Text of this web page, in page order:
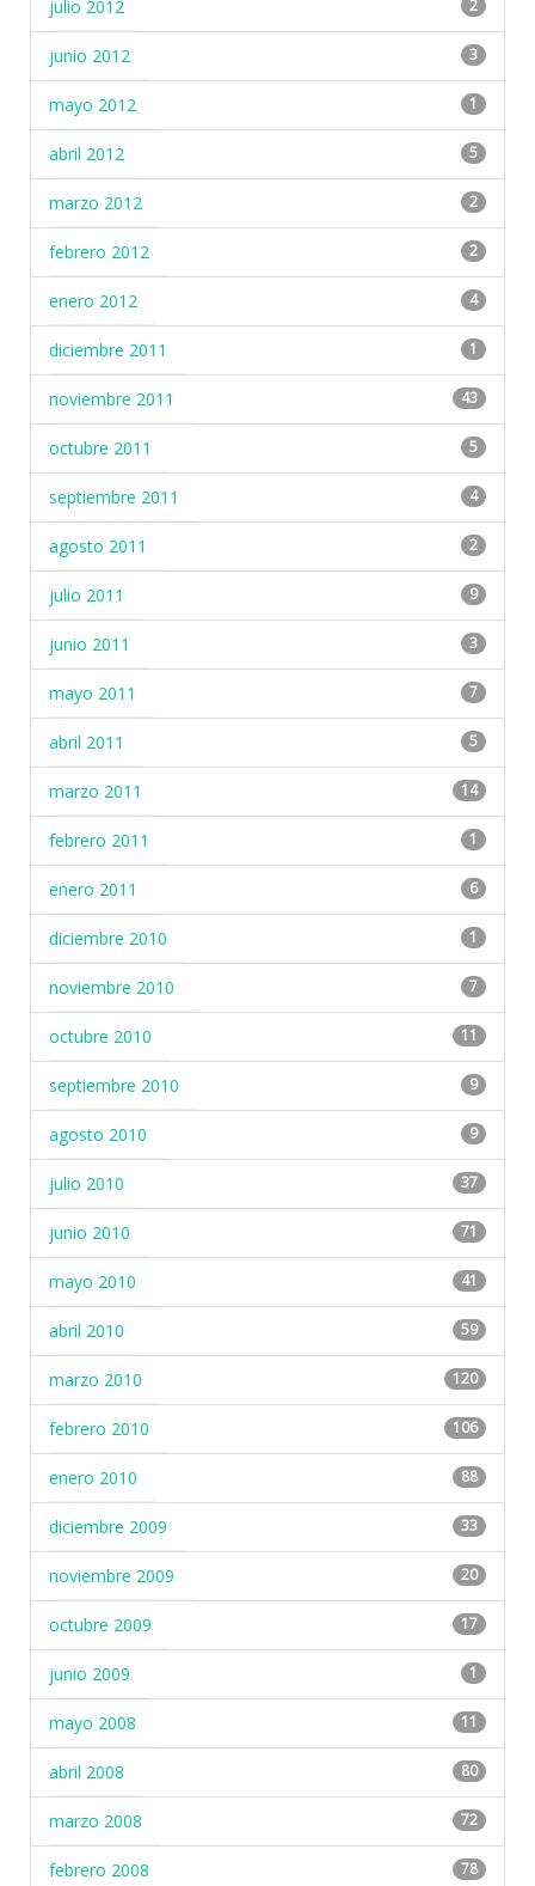
julio 2012 2
junio 2012 3
mayo 2012 1
abril 2012 5
marzo 2012 2
febrero 2012 2
enero 2012 4
diciembre 2011 1
noviembre 2011 43
octubre 2011 5
septiembre 2011 4
agosto 2011 2
julio 2011 9
junio 2011 3
mayo 2011 7
abril 2011 5
marzo 2011 14
febrero 2011 1
enero 2011 6
diciembre 2010 1
noviembre 2010 7
octubre 2010 11
septiembre 2010 9
agosto 2010 9
julio 2010 37
junio 2010 71
mayo 2010 41
abril 2010 59
marzo 2010 120
febrero 2010 106
enero 2010 88
diciembre 2009 33
noviembre 2009 20
octubre 2009 17
junio 2009 1
mayo 2008 11
abril 2008 80
marzo 2008 72
febrero 2008 78